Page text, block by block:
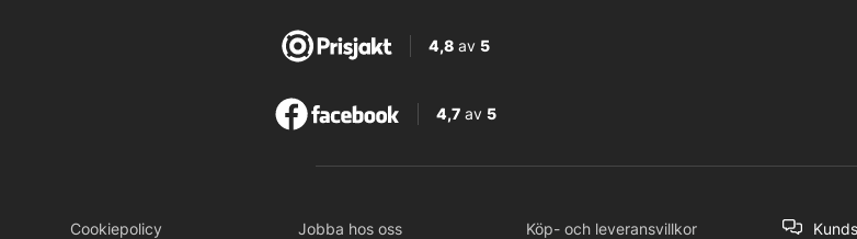
4,8 av5
4,7av 5
Cookiepolicy Jobba hos oss Köp- och leveransvillkor